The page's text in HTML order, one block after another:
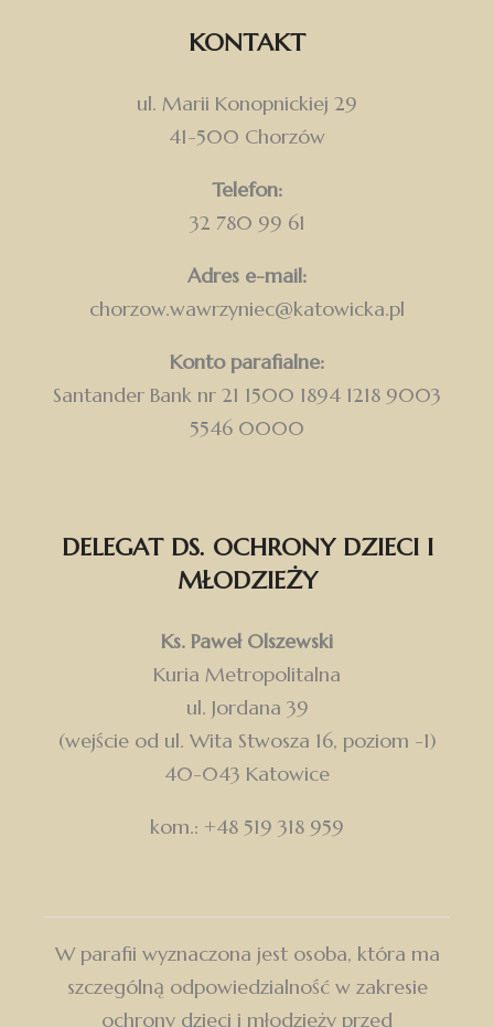
KONTAKT
ul. Marii Konopnickiej 29
41-500 Chorzów
Telefon:
32 780 99 61
Adres e-mail:
chorzow.wawrzyniec@katowicka.pl
Konto parafialne:
Santander Bank nr 21 1500 1894 1218 9003
5546 0000
DELEGAT DS. OCHRONY DZIECI I
MŁODZIEŻY
Ks. Paweł Olszewski
Kuria Metropolitalna
ul. Jordana 39
(wejście od ul. Wita Stwosza 16, poziom -1)
40-043 Katowice
kom.: +48 519 318 959
W parafii wyznaczona jest osoba, która ma
szczególną odpowiedzialność w zakresie
ochrony dzieci i młodzieży przed